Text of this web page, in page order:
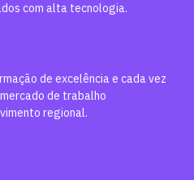
com alta tecnologia.
de excelência e cada vez
de trabalho
regional.